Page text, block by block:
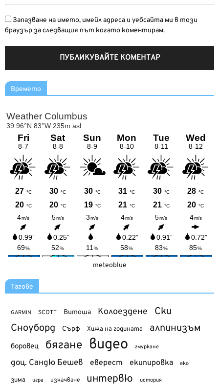
Запазване на името, имейл адреса и уебсайта ми в този
браузър за следващия път когато коментирам.
Времето
meteoblue
Тагове
GARMIN SCOTT Витоша Колоездене Ски
Сноуборд Сърф Хижа на годината алпинизъм
боровец бягане видео гмуркане
доц. Сандю Бешев еверест екипировка еко
зима игра изкачване интервю история